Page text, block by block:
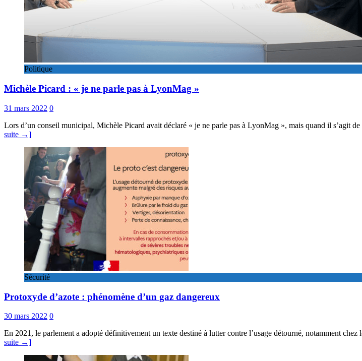
Politique
Michèle Picard : « je ne parle pas à LyonMag »
31 mars 2022 0
Lors d’un conseil municipal, Michèle Picard avait déclaré « je ne parle pas à LyonMag », mais quand il s’agit
suite →]
Sécurité
Protoxyde d’azote : phénomène d’un gaz dangereux
30 mars 2022 0
En 2021, le parlement a adopté définitivement un texte destiné à lutter contre l’usage détourné, notamment
suite →]